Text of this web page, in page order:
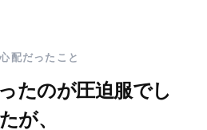
配だったこと
たのが圧迫服でし
たが、